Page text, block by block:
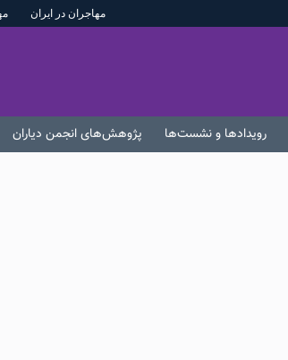
مهاجران در ایران
رویدادها و نشست‌ها پژوهش‌های انجمن دیاران